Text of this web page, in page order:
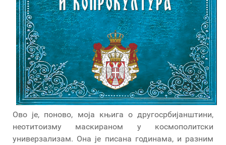
Ово је, поново, моја књига о другосрбијанштини,
неотитоизму маскираном у космополитски
универзализам. Она је писана годинама, и разним